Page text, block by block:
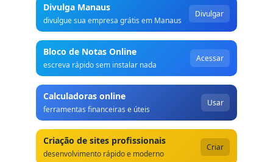
Divulga Manaus
divulgue sua empresa grátis em Manaus
Divulgar
Bloco de Notas Online
escreva rápido sem instalar nada
Acessar
Calculadoras online
ferramentas financeiras e úteis
Usar
Criação de sites profissionais
desenvolvimento rápido e moderno
Criar